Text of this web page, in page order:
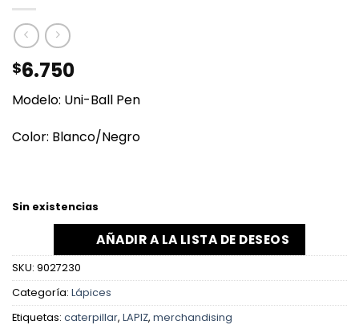
$6.750
Modelo: Uni-Ball Pen
Color: Blanco/Negro
Sin existencias
AÑADIR A LA LISTA DE DESEOS
SKU: 9027230
Categoría: Lápices
Etiquetas: caterpillar, LAPIZ, merchandising